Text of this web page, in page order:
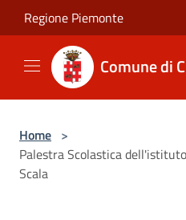
Salta al contenuto principale
Regione Piemonte
Comune di
Home >
Palestra Scolastica
Scala